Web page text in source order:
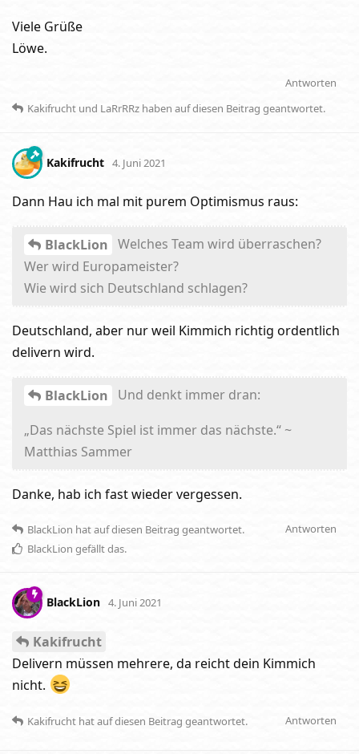
Viele Grüße
Löwe.
Antworten
Kakifrucht und LaRrRRz haben auf diesen Beitrag geantwortet.
Kakifrucht 4. Juni 2021
Dann Hau ich mal mit purem Optimismus raus:
BlackLion Welches Team wird überraschen?
Wer wird Europameister?
Wie wird sich Deutschland schlagen?
Deutschland, aber nur weil Kimmich richtig ordentlich
delivern wird.
BlackLion Und denkt immer dran:
„Das nächste Spiel ist immer das nächste.“ ~
Matthias Sammer
Danke, hab ich fast wieder vergessen.
Antworten
BlackLion hatauf diesen Beitrag geantwortet.
BlackLion gefällt das.
BlackLion 4. Juni 2021
Kakifrucht
Delivern müssen mehrere, da reicht dein Kimmich
nicht.
Antworten
Kakifrucht hatauf diesen Beitrag geantwortet.